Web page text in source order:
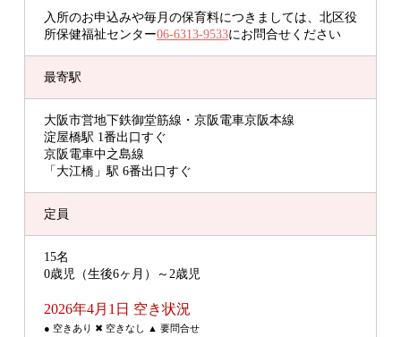
入所のお申込みや毎月の保育料につきましては、北区役
所保健福祉センター06-6313-9533にお問合せください
最寄駅
大阪市営地下鉄御堂筋線・京阪電車京阪本線
淀屋橋駅 1番出口すぐ
京阪電車中之島線
「大江橋」駅 6番出口すぐ
定員
15名
0歳児（生後6ヶ月）～2歳児
2026年4月1日 空き状況
● 空きあり ✖ 空きなし ▲ 要問合せ